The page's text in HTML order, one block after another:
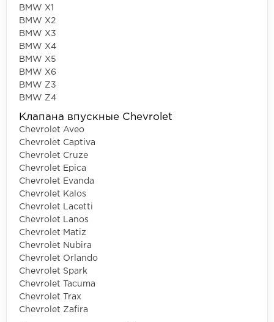
BMW X1
BMW X2
BMW X3
BMW X4
BMW X5
BMW X6
BMW Z3
BMW Z4
Клапана впускные Chevrolet
Chevrolet Aveo
Chevrolet Captiva
Chevrolet Cruze
Chevrolet Epica
Chevrolet Evanda
Chevrolet Kalos
Chevrolet Lacetti
Chevrolet Lanos
Chevrolet Matiz
Chevrolet Nubira
Chevrolet Orlando
Chevrolet Spark
Chevrolet Tacuma
Chevrolet Trax
Chevrolet Zafira